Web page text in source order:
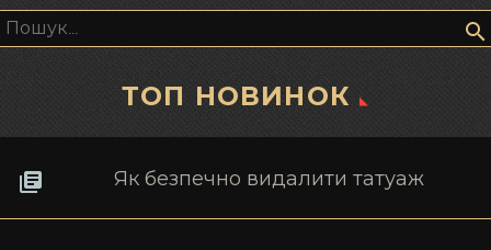
ТОП НОВИНОК
Як безпечно видалити татуаж